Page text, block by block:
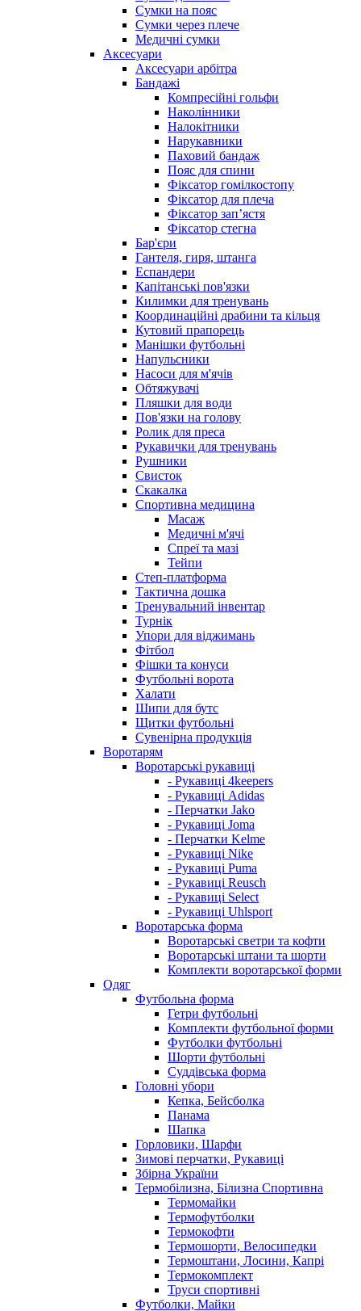
Сумки на пояс
Сумки через плече
Медичні сумки
Аксесуари
Аксесуари арбітра
Бандажі
Компресійні гольфи
Наколінники
Налокітники
Нарукавники
Паховий бандаж
Пояс для спини
Фіксатор гомілкостопу
Фіксатор для плеча
Фіксатор запʼястя
Фіксатор стегна
Бар'єри
Гантеля, гиря, штанга
Еспандери
Капітанські пов'язки
Килимки для тренувань
Координаційні драбини та кільця
Кутовий прапорець
Манішки футбольні
Напульсники
Насоси для м'ячів
Обтяжувачі
Пляшки для води
Пов'язки на голову
Ролик для преса
Рукавички для тренувань
Рушники
Свисток
Скакалка
Спортивна медицина
Масаж
Медичні м'ячі
Спреї та мазі
Тейпи
Степ-платформа
Тактична дошка
Тренувальний інвентар
Турнік
Упори для віджимань
Фітбол
Фішки та конуси
Футбольні ворота
Халати
Шипи для бутс
Щитки футбольні
Сувенірна продукція
Воротарям
Воротарські рукавиці
- Рукавиці 4keepers
- Рукавиці Adidas
- Перчатки Jako
- Рукавиці Joma
- Перчатки Kelme
- Рукавиці Nike
- Рукавиці Puma
- Рукавиці Reusch
- Рукавиці Select
- Рукавиці Uhlsport
Воротарська форма
Воротарські светри та кофти
Воротарські штани та шорти
Комплекти воротарської форми
Одяг
Футбольна форма
Гетри футбольні
Комплекти футбольної форми
Футболки футбольні
Шорти футбольні
Суддівська форма
Головні убори
Кепка, Бейсболка
Панама
Шапка
Горловики, Шарфи
Зимові перчатки, Рукавиці
Збірна України
Термобілизна, Білизна Спортивна
Термомайки
Термофутболки
Термокофти
Термошорти, Велосипедки
Термоштани, Лосини, Капрі
Термокомплект
Труси спортивні
Футболки, Майки